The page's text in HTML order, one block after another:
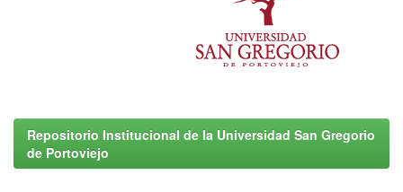
Repositorio Institucional de la Universidad San Gregorio
de Portoviejo